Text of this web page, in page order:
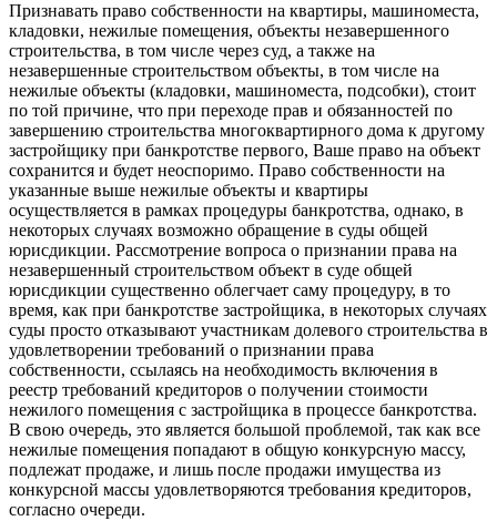
Признавать право собственности на квартиры, машиноместа,
кладовки, нежилые помещения, объекты незавершенного
строительства, в том числе через суд, а также на
незавершенные строительством объекты, в том числе на
нежилые объекты (кладовки, машиноместа, подсобки), стоит
по той причине, что при переходе прав и обязанностей по
завершению строительства многоквартирного дома к другому
застройщику при банкротстве первого, Ваше право на объект
сохранится и будет неоспоримо. Право собственности на
указанные выше нежилые объекты и квартиры
осуществляется в рамках процедуры банкротства, однако, в
некоторых случаях возможно обращение в суды общей
юрисдикции. Рассмотрение вопроса о признании права на
незавершенный строительством объект в суде общей
юрисдикции существенно облегчает саму процедуру, в то
время, как при банкротстве застройщика, в некоторых случаях
суды просто отказывают участникам долевого строительства в
удовлетворении требований о признании права
собственности, ссылаясь на необходимость включения в
реестр требований кредиторов о получении стоимости
нежилого помещения с застройщика в процессе банкротства.
В свою очередь, это является большой проблемой, так как все
нежилые помещения попадают в общую конкурсную массу,
подлежат продаже, и лишь после продажи имущества из
конкурсной массы удовлетворяются требования кредиторов,
согласно очереди.